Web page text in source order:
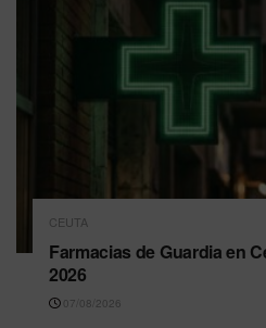
CEUTA
Farmacias de Guardia en
2026
07/08/2026